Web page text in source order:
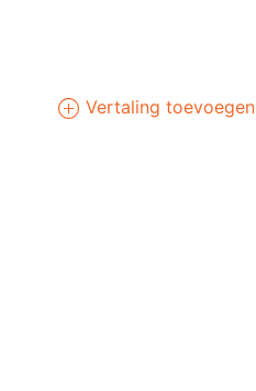
Vertaling toevoegen